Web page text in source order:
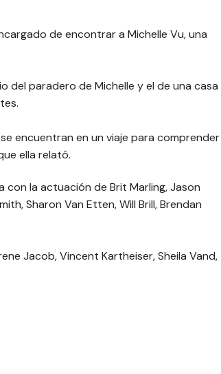
de encontrar a Michelle Vu, una
del paradero de Michelle y el de una casa
encuentran en un viaje para comprender
ella relató.
con la actuación de Brit Marling, Jason
Sharon Van Etten, Will Brill, Brendan
Jacob, Vincent Kartheiser, Sheila Vand,